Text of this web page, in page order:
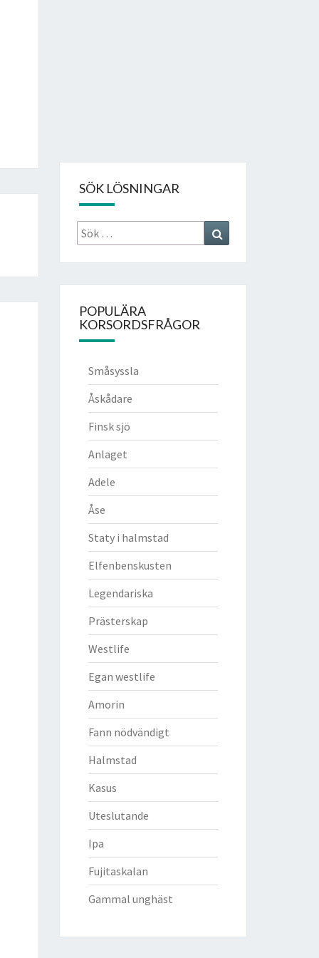
SÖK LÖSNINGAR
Sök
efter:
POPULÄRA
KORSORDSFRÅGOR
Småsyssla
Åskådare
Finsk sjö
Anlaget
Adele
Åse
Staty i halmstad
Elfenbenskusten
Legendariska
Prästerskap
Westlife
Egan westlife
Amorin
Fann nödvändigt
Halmstad
Kasus
Uteslutande
Ipa
Fujitaskalan
Gammal unghäst